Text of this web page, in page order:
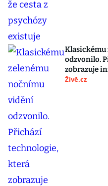
odzvonilo.
zobrazuje
Živě.cz